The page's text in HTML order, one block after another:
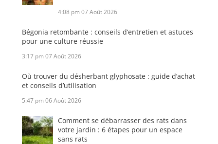
4:08 pm 07 Août 2026
Bégonia retombante : conseils d’entretien et astuces
pour une culture réussie
3:17 pm 07 Août 2026
Où trouver du désherbant glyphosate : guide d’achat
et conseils d’utilisation
5:47 pm 06 Août 2026
Comment se débarrasser des rats dans
votre jardin : 6 étapes pour un espace
sans rats